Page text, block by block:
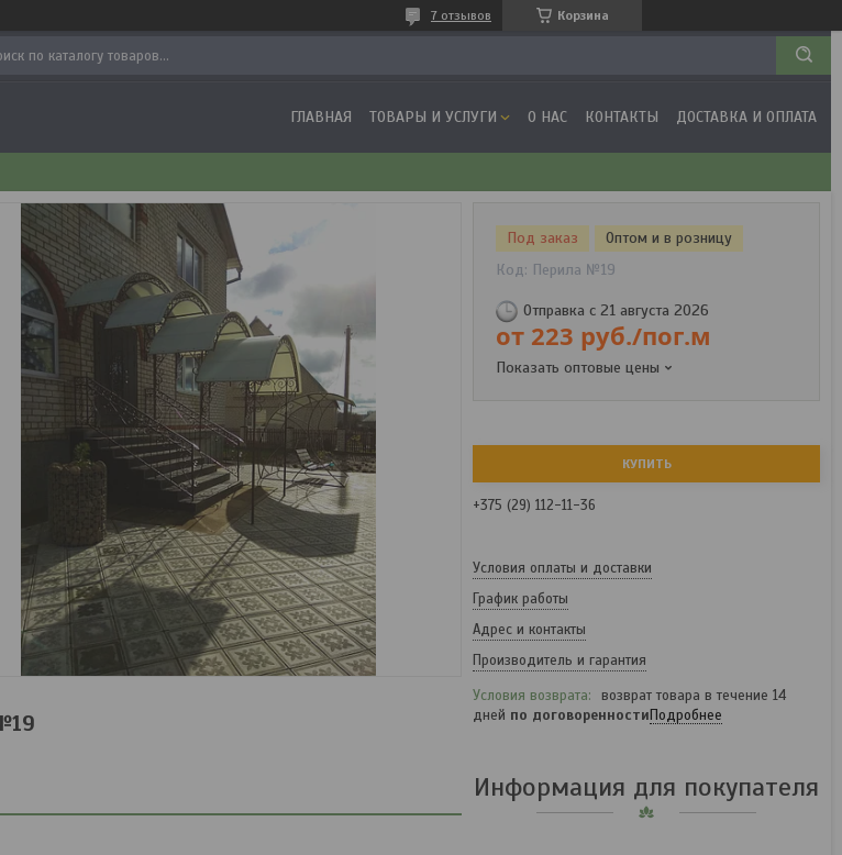
Корзина
7 отзывов
ГЛАВНАЯ ТОВАРЫ И УСЛУГИ О НАС КОНТАКТЫ ДОСТАВКА И ОПЛАТА
Под заказ
Оптом и в розницу
Код: Перила №19
Отправка с 21 августа 2026
от 223 руб./пог.м
Показать оптовые цены
КУПИТЬ
+375 (29) 112-11-36
Условия оплаты и доставки
График работы
Адрес и контакты
Производитель и гарантия
возврат товара в течение 14
дней по договоренностиПодробнее
Информация для покупателя